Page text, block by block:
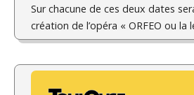
Sur chacune de ces deux dates
création de l’opéra « ORFEO ou la